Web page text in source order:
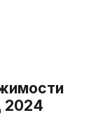
2024